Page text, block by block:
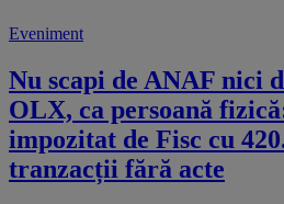
Eveniment
Nu scapi de ANAF nici
OLX, ca persoană
impozitat de Fisc cu
tranzacții fără acte